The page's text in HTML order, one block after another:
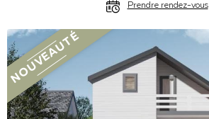
Prendre rendez-vous
Gamme Mosaïc